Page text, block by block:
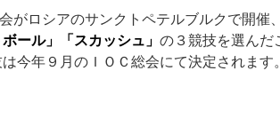
がロシアのサンクトペテルブルクで開催
ール」「スカッシュ」 の３競技を選んだ
今年９月のＩＯＣ総会にて決定されます